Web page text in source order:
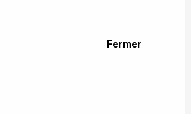
Fermer